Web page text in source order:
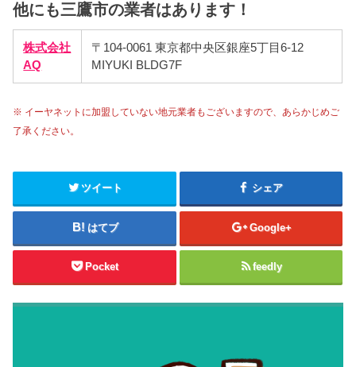
他にも三鷹市の業者はあります！
株式会社
AQ
〒104-0061 東京都中央区銀座5丁目6-12
MIYUKI BLDG7F
※ イーヤネットに加盟していない地元業者もございますので、あらかじめご
了承ください。
ツイート シェア
はてブ Google+
Pocket feedly